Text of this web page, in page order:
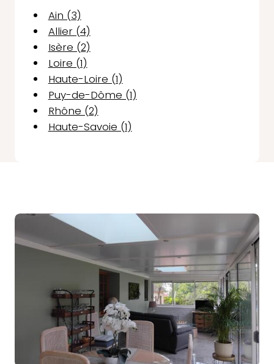
Ain (3)
Allier (4)
Isère (2)
Loire (1)
Haute-Loire (1)
Puy-de-Dôme (1)
Rhône (2)
Haute-Savoie (1)